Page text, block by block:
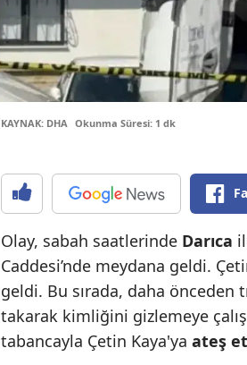
KAYNAK: DHA Okunma Süresi: 1 dk
Olay, sabah saatlerinde Darıca
Caddesi’nde meydana geldi.
geldi. Bu sırada, daha önceden
takarak kimliğini gizlemeye
tabancayla Çetin Kaya'ya ateş